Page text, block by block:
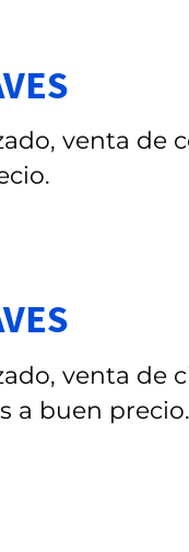
venta de
venta de
a buen precio.